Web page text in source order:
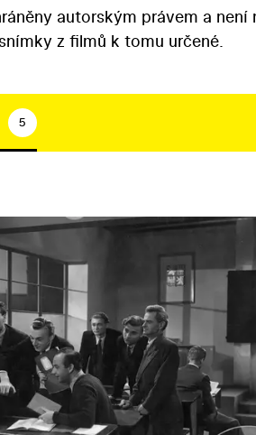
autorským právem a
z filmů k tomu určené.
5